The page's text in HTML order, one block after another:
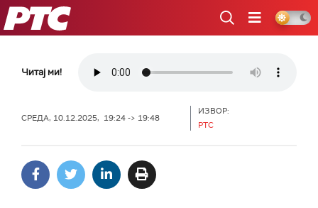
РТС
Читај ми!
СРЕДА, 10.12.2025, 19:24 -> 19:48
ИЗВОР:
РТС